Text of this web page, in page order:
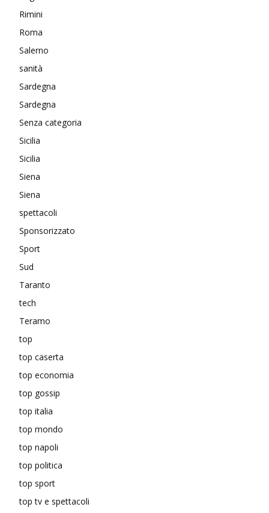
Rimini
Roma
Salerno
sanità
Sardegna
Sardegna
Senza categoria
Sicilia
Sicilia
Siena
Siena
spettacoli
Sponsorizzato
Sport
Sud
Taranto
tech
Teramo
top
top caserta
top economia
top gossip
top italia
top mondo
top napoli
top politica
top sport
top tv e spettacoli